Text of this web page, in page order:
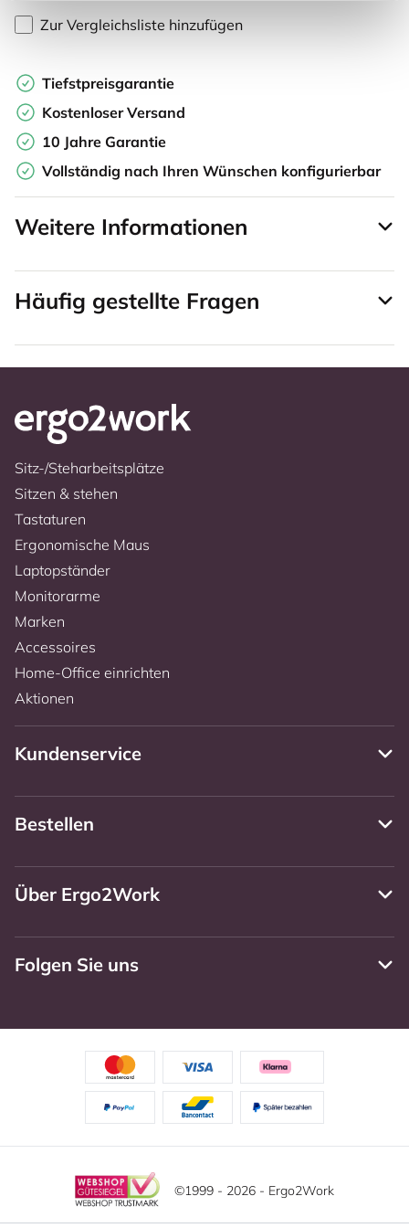
Zur Vergleichsliste hinzufügen
Tiefstpreisgarantie
Kostenloser Versand
10 Jahre Garantie
Vollständig nach Ihren Wünschen konfigurierbar
Weitere Informationen
Häufig gestellte Fragen
Sitz-/Steharbeitsplätze
Sitzen & stehen
Tastaturen
Ergonomische Maus
Laptopständer
Monitorarme
Marken
Accessoires
Home-Office einrichten
Aktionen
Kundenservice
Bestellen
Über Ergo2Work
Folgen Sie uns
©1999 - 2026 - Ergo2Work